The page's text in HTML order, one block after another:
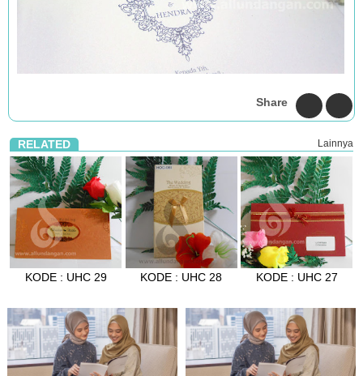
Share
RELATED Lainnya
KODE : UHC 29 KODE : UHC 28 KODE : UHC 27